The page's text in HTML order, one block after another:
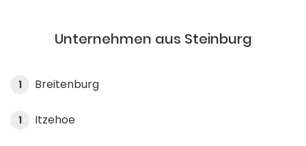
Unternehmen aus Steinburg
1 Breitenburg
1 Itzehoe